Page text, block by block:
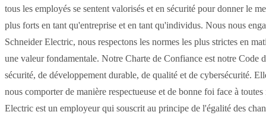
tous les employés se sentent valorisés et en sécurité pour donner le
plus forts en tant qu'entreprise et en tant qu'individus. Nous nous
Schneider Electric, nous respectons les normes les plus strictes en
une valeur fondamentale. Notre Charte de Confiance est notre Code
sécurité, de développement durable, de qualité et de cybersécurité.
nous comporter de manière respectueuse et de bonne foi face à
Electric est un employeur qui souscrit au principe de l'égalité des